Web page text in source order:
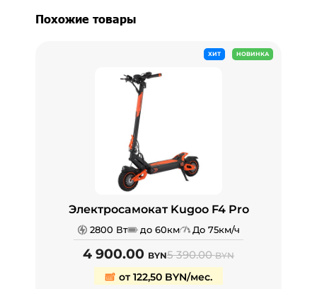
Похожие товары
ХИТ НОВИНКА
Электросамокат Kugoo F4 Pro
2800 Вт до 60км До 75км/ч
4 900.00 BYN5 390.00BYN
от 122,50 BYN/мес.